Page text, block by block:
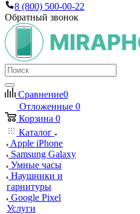
8 (800) 500-00-22
Обратный звонок
Сравнение0
Отложенные 0
Корзина 0
Каталог
Apple iPhone
Samsung Galaxy
Умные часы
Наушники и
гарнитуры
Google Pixel
Услуги